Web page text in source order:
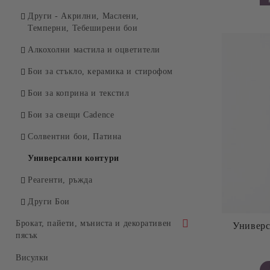
Други - Акрилни, Маслени,
Темперни, Тебеширени бои
Алкохолни мастила и оцветители
Бои за стъкло, керамика и стирофом
Бои за коприна и текстил
Бои за свещи Cadence
Солвентни бои, Патина
Универсални контури
Реагенти, ръжда
Други Бои
Брокат, пайети, мъниста и декоративен
пясък
Брокати, ледени кристали и мини
Висулки